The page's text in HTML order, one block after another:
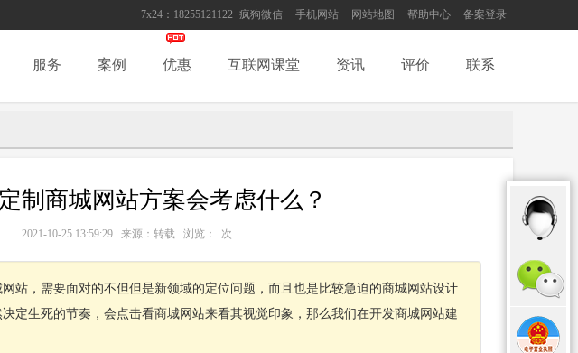
7x24：18255121122 疯狗微信 手机网站 网站地图 帮助中心 备案登录
服务 案例 优惠 互联网课堂 资讯 评价 联系
制商城网站方案会考虑什么？
2021-10-25 13:59:29 来源：转载 浏览： 次
站，需要面对的不但但是新领域的定位问题，而且也是比较急迫的商城网站设计
定生死的节奏，会点击看商城网站来看其视觉印象，那么我们在开发商城网站建